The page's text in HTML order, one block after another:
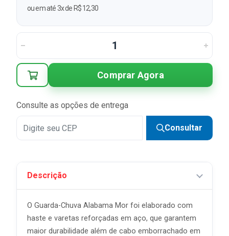
ou em até 3x de R$ 12,30
Comprar Agora
Consulte as opções de entrega
Consultar
Descrição
O Guarda-Chuva Alabama Mor foi elaborado com
haste e varetas reforçadas em aço, que garantem
maior durabilidade além de cabo emborrachado em